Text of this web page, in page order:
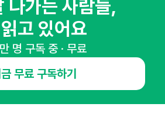
나가는 사람들,
고 있어요
명 구독 중 · 무료
무료 구독하기